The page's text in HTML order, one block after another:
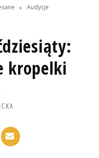
» Audycje
kropelki